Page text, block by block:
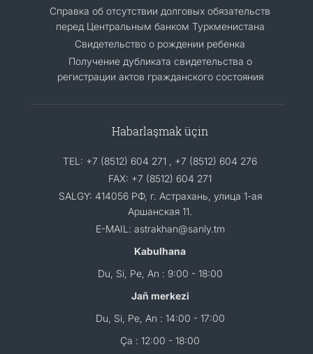
Cправка об отсутствии долговых обязательств
перед Центральным банком Туркменистана
Свидетельство о рождении ребенка
Получение дубликата свидетельства о
регистрации актов гражданского состояния
Habarlaşmak üçin
TEL: +7 (8512) 604 271 , +7 (8512) 604 276
FAX: +7 (8512) 604 271
SALGY: 414056 РФ, г. Астрахань, улица 1-ая
Аршанская 11.
E-MAIL: astrakhan@sanly.tm
Kabulhana
Du, Si, Pe, An : 9:00 - 18:00
Jaň merkezi
Du, Si, Pe, An : 14:00 - 17:00
Ça : 12:00 - 18:00